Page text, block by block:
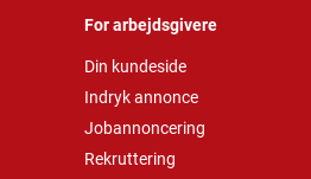
For arbejdsgivere
Din kundeside
Indryk annonce
Jobannoncering
Rekruttering